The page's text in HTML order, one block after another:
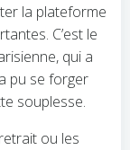
la plateforme
C’est le
qui a
pu se forger
souplesse.
ou les